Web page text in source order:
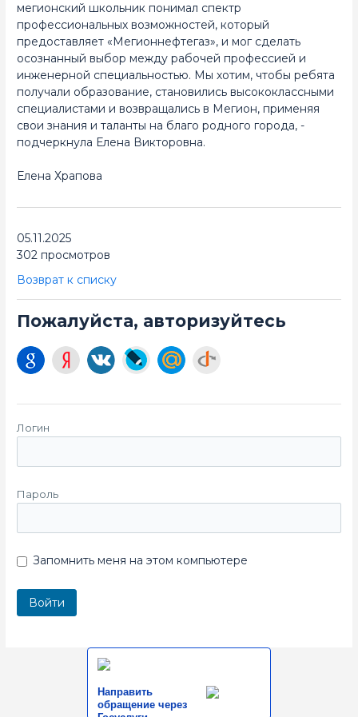
мегионский школьник понимал спектр
профессиональных возможностей, который
предоставляет «Мегионнефтегаз», и мог сделать
осознанный выбор между рабочей профессией и
инженерной специальностью. Мы хотим, чтобы ребята
получали образование, становились высококлассными
специалистами и возвращались в Мегион, применяя
свои знания и таланты на благо родного города, -
подчеркнула Елена Викторовна.
Елена Храпова
05.11.2025
302 просмотров
Возврат к списку
Пожалуйста, авторизуйтесь
Логин
Пароль
Запомнить меня на этом компьютере
Направить
обращение через